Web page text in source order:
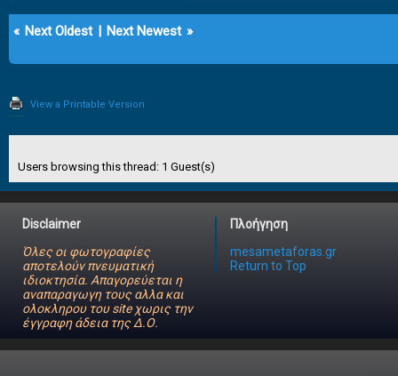
« Next Oldest | Next Newest »
View a Printable Version
Users browsing this thread: 1 Guest(s)
Disclaimer
Όλες οι φωτογραφίες
αποτελούν πνευματική
ιδιοκτησία. Απαγορεύεται η
αναπαραγωγη τους αλλα και
ολοκληρου του site χωρις την
έγγραφη άδεια της Δ.Ο.
Πλοήγηση
mesametaforas.gr
Return to Top